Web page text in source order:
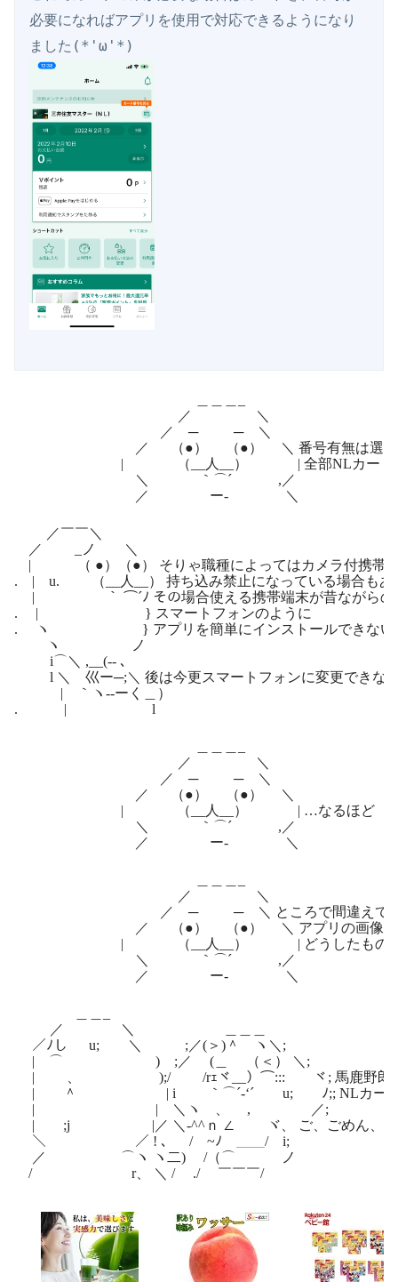
必要になればアプリを使用で対応できるようになり
／ ＼
／ ─ ─ ＼
／ （●） （●） ＼ 番号有無は選択式み
| （__人__） | 全部NLカードにしち
＼ ｀⌒´ ,／
／ ー‐ ＼
／￣￣＼
／ _ノ ＼
| （ ●）（●） そりゃ職種によってはカメラ付携帯端
. | u. （__人__） 持ち込み禁止になっている場合もあ
| ｀ ⌒´ﾉ その場合使える携帯端末が昔ながらのガ
. | } スマートフォンのように
. ヽ } アプリを簡単にインストールできない
ヽ ノ
i⌒＼ ,__(‐- ､
l ＼ 巛ー─;＼ 後は今更スマートフォンに変更できない
| ｀ヽ-‐ーく＿）
. | l
／ ＼
／ ─ ─ ＼
／ （●） （●） ＼
| （__人__） | …なるほど
＼ ｀⌒´ ,／
／ ー‐ ＼
／ ＼
／ ─ ─ ＼ ところで間違えてカードの
／ （●） （●） ＼ アプリの画像をネット
| （__人__） | どうしたもの
＼ ｀⌒´ ,／
／ ー‐ ＼
／ ＼ ＿＿＿
／ﾉし u; ＼ ;／(＞)＾ ヽ＼;
| ⌒ ) ;／ (＿ （＜） ＼;
| 、 );/ /rｪヾ__）⌒::: ヾ; 馬鹿野郎っ
| ＾ | i ｀⌒´-‘´ u; ﾉ;; NLカードの利点をい
| | ＼ヽ 、 , ／;
| ;j |／ ＼-^^ｎ ∠ ヾ、 ご、ごめん、ごめ
＼ ／ ! 、 /￣~ﾉ ＿＿/ i;
／ ⌒ヽ ヽ二) /（⌒ ノ
/ r、 ＼ / ./ ￣￣￣/